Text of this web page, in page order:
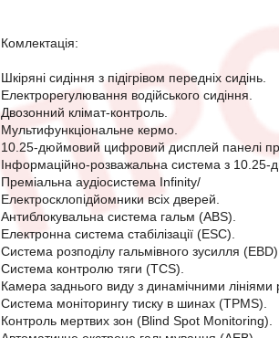
Комлектація:
Шкіряні сидіння з підігрівом передніх сидінь.
Електрорегулювання водійського сидіння.
Двозонний клімат-контроль.
Мультифункціональне кермо.
10.25-дюймовий цифровий дисплей панелі
Інформаційно-розважальна система з
Преміальна аудіосистема Infinity/
Електросклопідйомники всіх дверей.
Антиблокувальна система гальм (ABS).
Електронна система стабілізації (ESC).
Система розподілу гальмівного зусилля (EBD).
Система контролю тяги (TCS).
Камера заднього виду з динамічними лініями
Система моніторингу тиску в шинах (TPMS).
Контроль мертвих зон (Blind Spot Monitoring).